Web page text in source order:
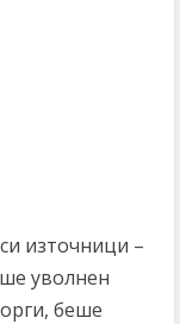
източници –
уволнен
беше